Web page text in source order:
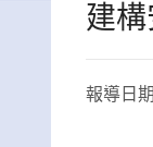
建
報導日